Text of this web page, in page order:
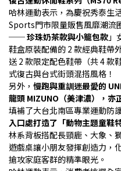
哈林運動表示，為慶祝秀泰生
Sports門市限量販售風靡潮流
── 珍珠奶茶款與小籠包款 」
鞋盒原裝配備的 2 款經典鞋帶
送 2 款限定配色鞋帶（共 4 款
式復古與台式街頭混搭風格！
另外， 慢跑與重訓迷最愛的
龍頭 MIZUNO（美津濃），亦
填補了大台北南區專業運動防
入口處打造了「動物主題童鞋特
林系背板搭配長頸鹿、大象、
遊戲桌讓小朋友發揮創造力，
搶攻家庭客群的精準眼光。